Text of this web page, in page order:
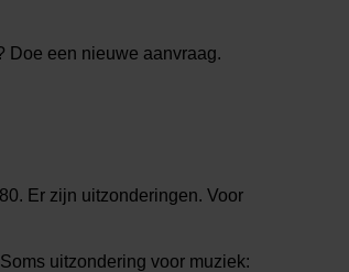
Doe een nieuwe aanvraag.
Er zijn uitzonderingen. Voor
uitzondering voor muziek: